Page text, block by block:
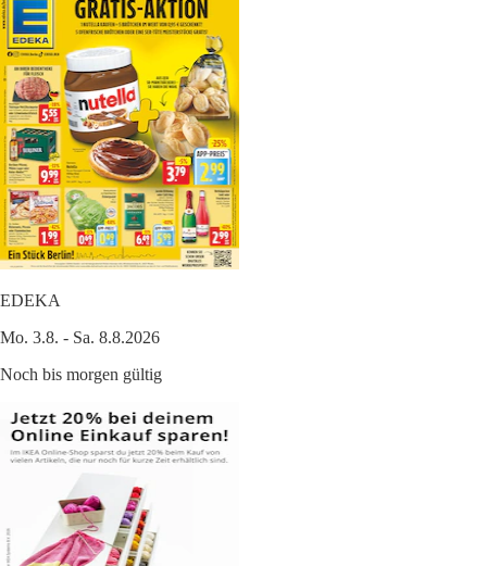
EDEKA
Mo. 3.8. - Sa. 8.8.2026
Noch bis morgen gültig